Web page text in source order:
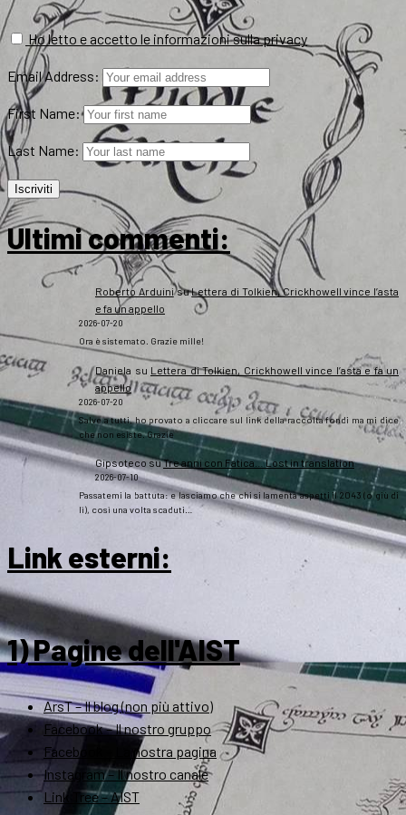
Ho letto e accetto le informazioni sulla privacy
Email Address:
First Name:
Last Name:
Ultimi commenti:
Roberto ArduinisuLettera di Tolkien, Crickhowell vince l’asta
e fa un appello
2026-07-20
Ora è sistemato. Grazie mille!
Daniela su Lettera di Tolkien, Crickhowell vince l’asta e fa un
appello
2026-07-20
Salve a tutti, ho provato a cliccare sul link della raccolta fondi ma mi dice
che non esiste. Grazie
GipsotecosuTre anni con Fatica… Lost in translation
2026-07-10
Passatemi la battuta: e lasciamo che chi si lamenta aspetti il 2043 (o giù di
lì), così una volta scaduti…
Link esterni:
1) Pagine dell'AIST
ArsT – Il blog (non più attivo)
Facebook – Il nostro gruppo
Facebook – La nostra pagina
Instagram – Il nostro canale
Link Tree – AIST